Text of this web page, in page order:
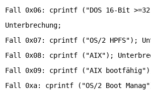
Fall 0x06: cprintf ("DOS 16-Bit
Unterbrechung;
Fall 0x07: cprintf ("OS/2 HPFS");
Fall 0x08: cprintf ("AIX");
Fall 0x09: cprintf ("AIX bootfähig");
Fall 0xa: cprintf ("OS/2 Boot